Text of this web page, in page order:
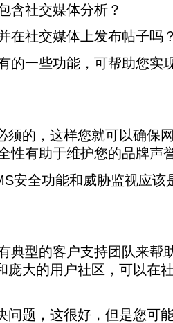
含社交媒体分析？
在社交媒体上发布帖子吗
的一些功能，可帮助您实
须的，这样您就可以确保
性有助于维护您的品牌声
安全功能和威胁监视应该
典型的客户支持团队来帮
庞大的用户社区，可以在
问题，这很好，但是您可